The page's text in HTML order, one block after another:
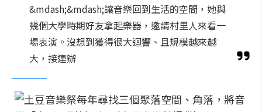
&mdash;&mdash;讓音樂回到生活的空間，她與
幾個大學時期好友拿起樂器，邀請村里人來看一
場表演。沒想到獲得很大迴響、且規模越來越
大，接連辦